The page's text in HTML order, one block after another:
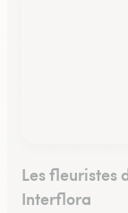
Les fleuristes
Interflora